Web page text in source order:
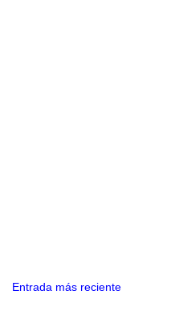
Entrada más reciente